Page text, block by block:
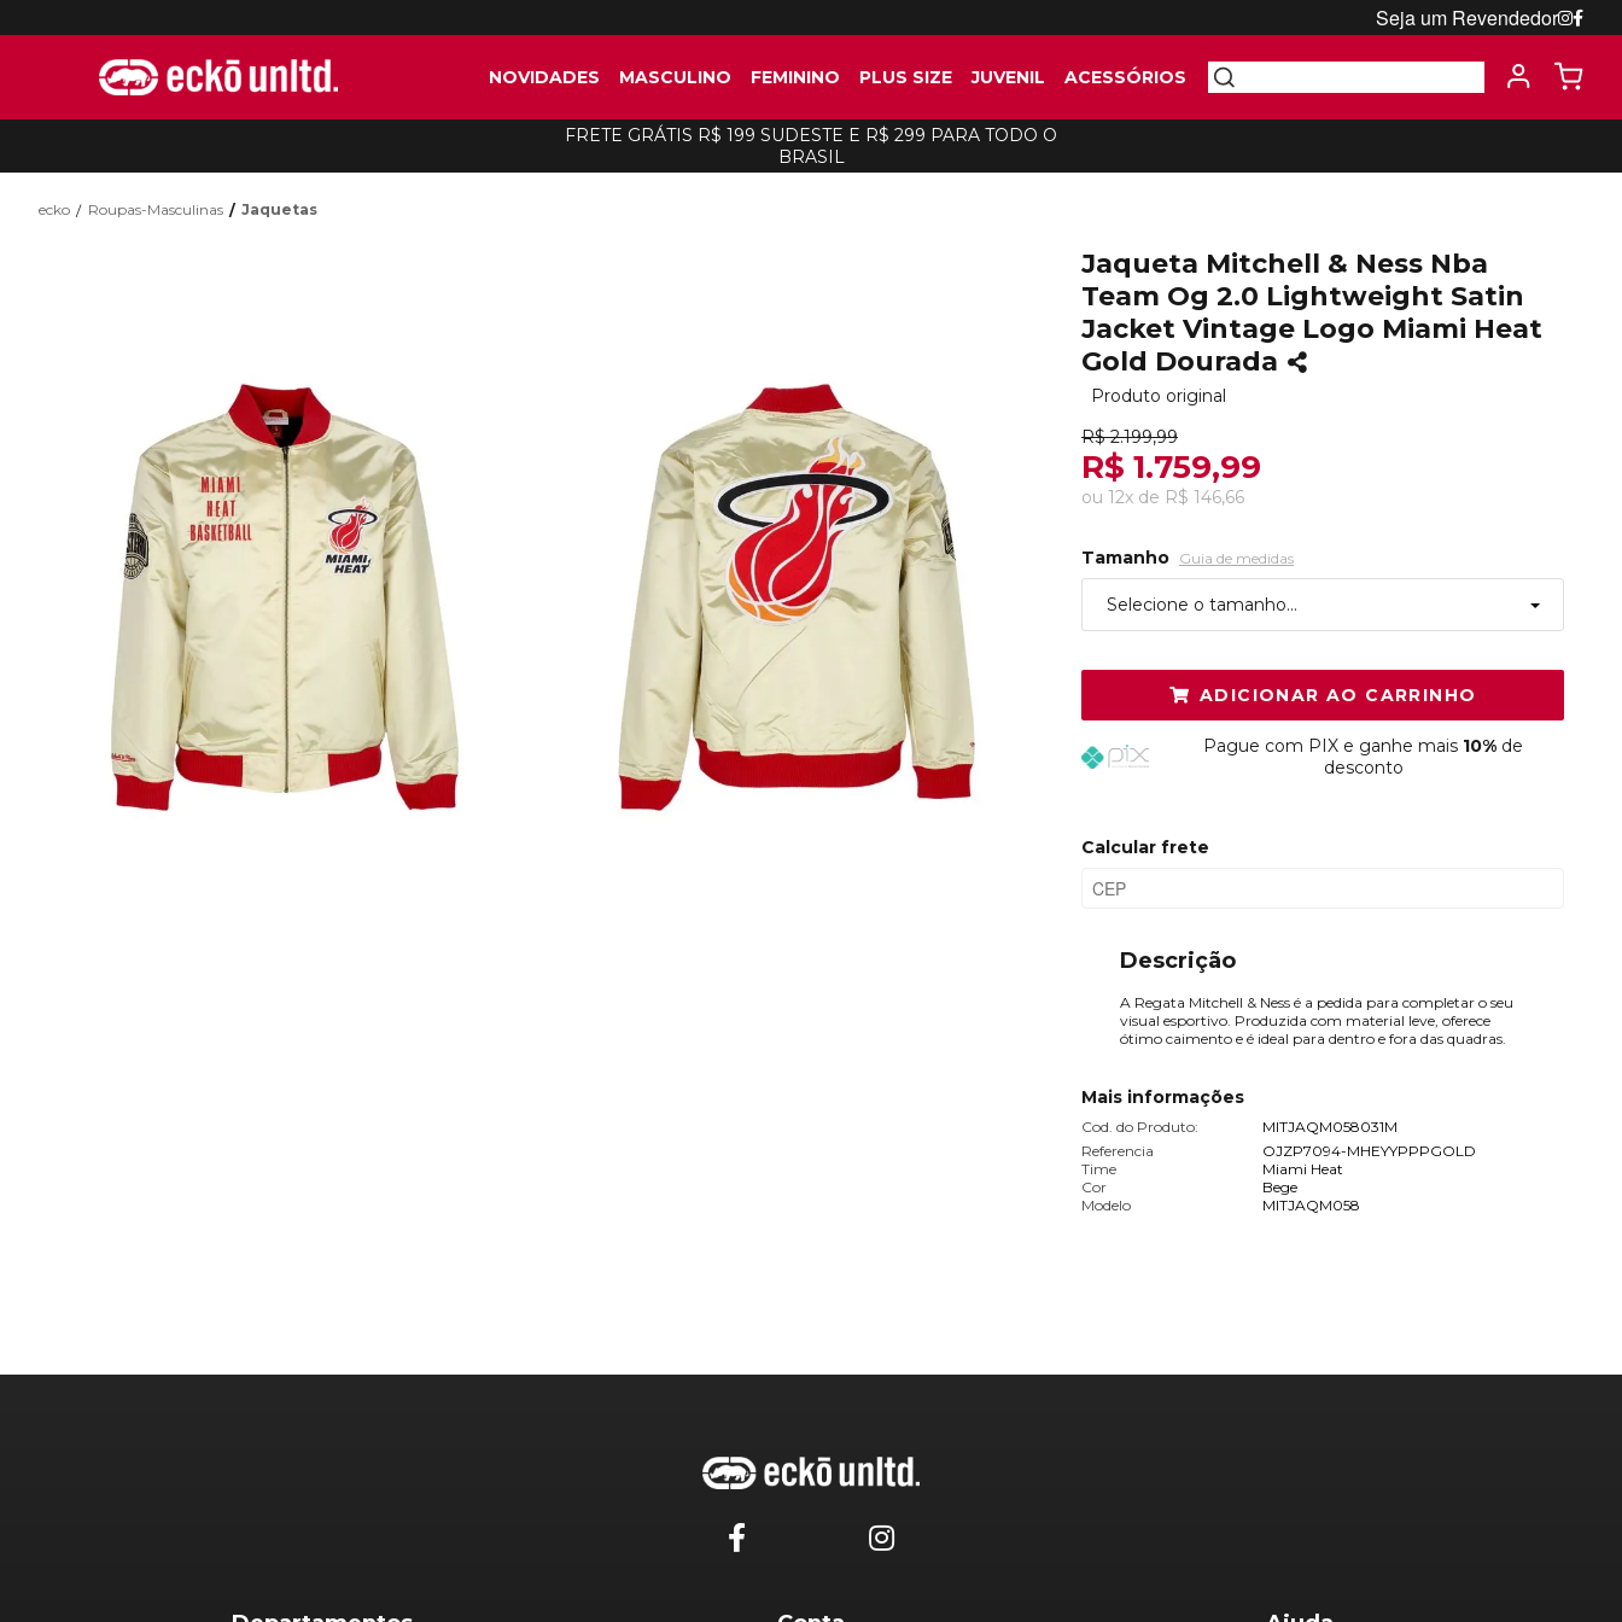
Seja um Revendedor
NOVIDADES MASCULINO FEMININO PLUS SIZE JUVENIL ACESSÓRIOS
FRETE GRÁTIS R$ 199 SUDESTE E R$ 299 PARA TODO O
BRASIL
ecko Roupas-Masculinas Jaquetas
Jaqueta Mitchell & Ness Nba
Team Og 2.0 Lightweight Satin
Jacket Vintage Logo Miami Heat
Gold Dourada
Produto original
R$ 2.199,99
R$ 1.759,99
ou 12x de R$ 146,66
Tamanho Guia de medidas
Selecione o tamanho...
Resta 1 item
G
ADICIONAR AO CARRINHO
Pague com PIX e ganhe mais 10% de
desconto
Calcular frete
Descrição
A Regata Mitchell & Ness é a pedida para completar o seu
visual esportivo. Produzida com material leve, oferece
ótimo caimento e é ideal para dentro e fora das quadras.
Mais informações
Cod. do Produto:
MITJAQM058031M
Referencia
OJZP7094-MHEYYPPPGOLD
Time
Miami Heat
Cor
Bege
Modelo
MITJAQM058